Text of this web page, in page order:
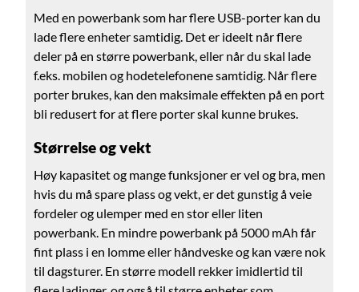
Med en powerbank som har flere USB-porter kan du
lade flere enheter samtidig. Det er ideelt når flere
deler på en større powerbank, eller når du skal lade
f.eks. mobilen og hodetelefonene samtidig. Når flere
porter brukes, kan den maksimale effekten på en port
bli redusert for at flere porter skal kunne brukes.
Størrelse og vekt
Høy kapasitet og mange funksjoner er vel og bra, men
hvis du må spare plass og vekt, er det gunstig å veie
fordeler og ulemper med en stor eller liten
powerbank. En mindre powerbank på 5000 mAh får
fint plass i en lomme eller håndveske og kan være nok
til dagsturer. En større modell rekker imidlertid til